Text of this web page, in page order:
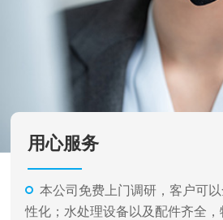
用心服务
本公司免费上门调研，客户可
性化；水处理设备以及配件齐全